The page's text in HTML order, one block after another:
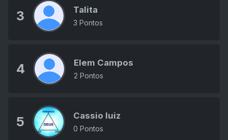
3 Talita
3 Pontos
4 Elem Campos
2 Pontos
5 Cassio luiz
0 Pontos